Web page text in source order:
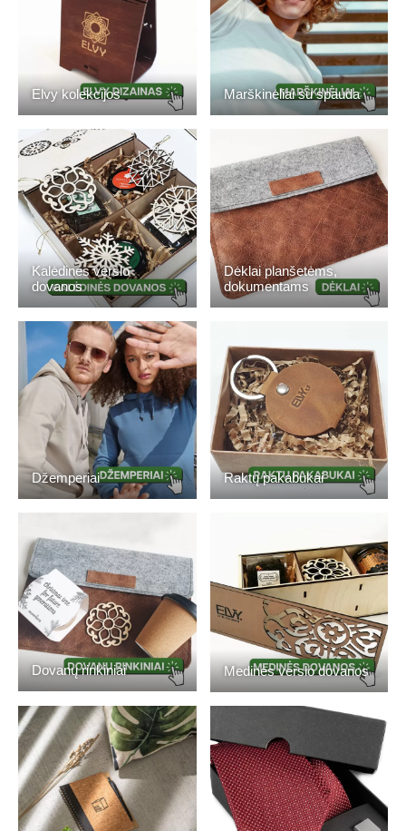
Elvy kolekcijos Marškinėliai su spauda
Kalėdinės verslo
dovanos
Dėklai planšetėms,
dokumentams
Džemperiai Raktų pakabukai
Dovanų rinkiniai Medinės verslo dovanos